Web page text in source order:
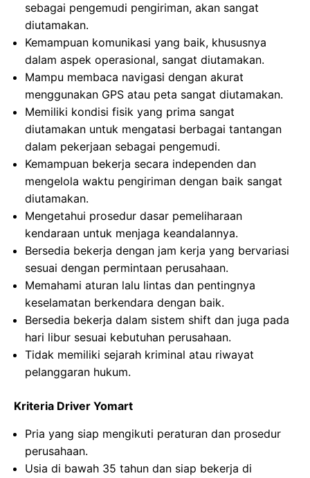
sebagai pengemudi pengiriman, akan sangat
diutamakan.
Kemampuan komunikasi yang baik, khususnya
dalam aspek operasional, sangat diutamakan.
Mampu membaca navigasi dengan akurat
menggunakan GPS atau peta sangat diutamakan.
Memiliki kondisi fisik yang prima sangat
diutamakan untuk mengatasi berbagai tantangan
dalam pekerjaan sebagai pengemudi.
Kemampuan bekerja secara independen dan
mengelola waktu pengiriman dengan baik sangat
diutamakan.
Mengetahui prosedur dasar pemeliharaan
kendaraan untuk menjaga keandalannya.
Bersedia bekerja dengan jam kerja yang bervariasi
sesuai dengan permintaan perusahaan.
Memahami aturan lalu lintas dan pentingnya
keselamatan berkendara dengan baik.
Bersedia bekerja dalam sistem shift dan juga pada
hari libur sesuai kebutuhan perusahaan.
Tidak memiliki sejarah kriminal atau riwayat
pelanggaran hukum.
Kriteria Driver Yomart
Pria yang siap mengikuti peraturan dan prosedur
perusahaan.
Usia di bawah 35 tahun dan siap bekerja di